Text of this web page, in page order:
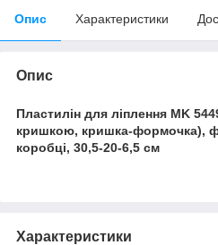
Опис Характеристики
Опис
Пластилін для ліплення MK
кришкою, кришка-формочка),
коробці, 30,5-20-6,5 см
Характеристики